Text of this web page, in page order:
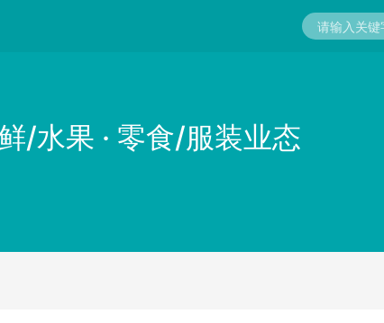
/水果 · 零食/服装业态